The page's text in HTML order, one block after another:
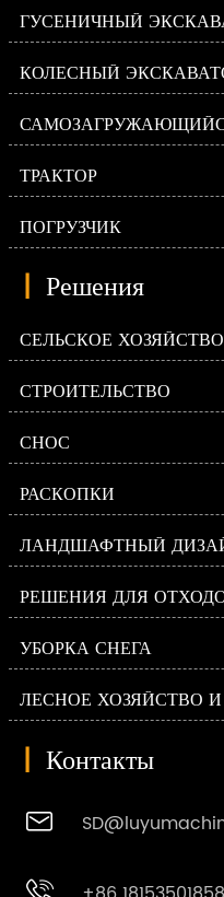
ГУСЕНИЧНЫЙ
КОЛЕСНЫЙ
ТРАКТОР
ПОГРУЗЧИК
| Решения
СЕЛЬСКОЕ ХОЗЯЙСТВО
СТРОИТЕЛЬСТВО
СНОС
РАСКОПКИ
ЛАНДШАФТНЫЙ
РЕШЕНИЯ ДЛЯ
УБОРКА СНЕГА
ЛЕСНОЕ ХОЗЯЙСТВО
| Контакты
